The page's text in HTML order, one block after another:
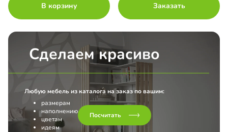
В корзину Заказать
Сделаем красиво
Любую мебель из каталога на заказ по вашим:
размерам
наполнению
цветам
идеям
Посчитать